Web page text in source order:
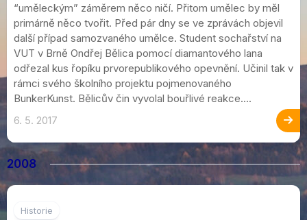
“uměleckým” záměrem něco ničí. Přitom umělec by měl
primárně něco tvořit. Před pár dny se ve zprávách objevil
další případ samozvaného umělce. Student sochařství na
VUT v Brně Ondřej Bělica pomocí diamantového lana
odřezal kus řopíku prvorepublikového opevnění. Učinil tak v
rámci svého školního projektu pojmenovaného
BunkerKunst. Bělicův čin vyvolal bouřlivé reakce....
6. 5. 2017
2008
Historie